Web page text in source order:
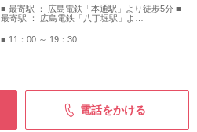
■ 最寄駅 ： 広島電鉄「本通駅」より徒歩5分 ■
最寄駅 ： 広島電鉄「八丁堀駅」よ…
■ 11：00 ～ 19：30
電話をかける